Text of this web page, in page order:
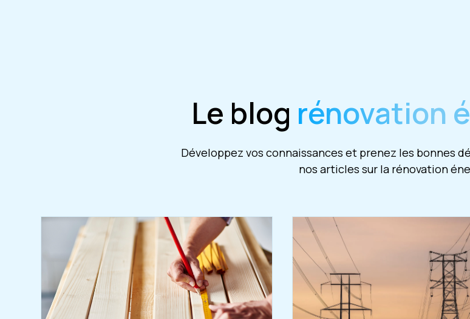
Le blog rénovation
Développez vos connaissances et prenez les bonnes
nos articles sur la rénovation